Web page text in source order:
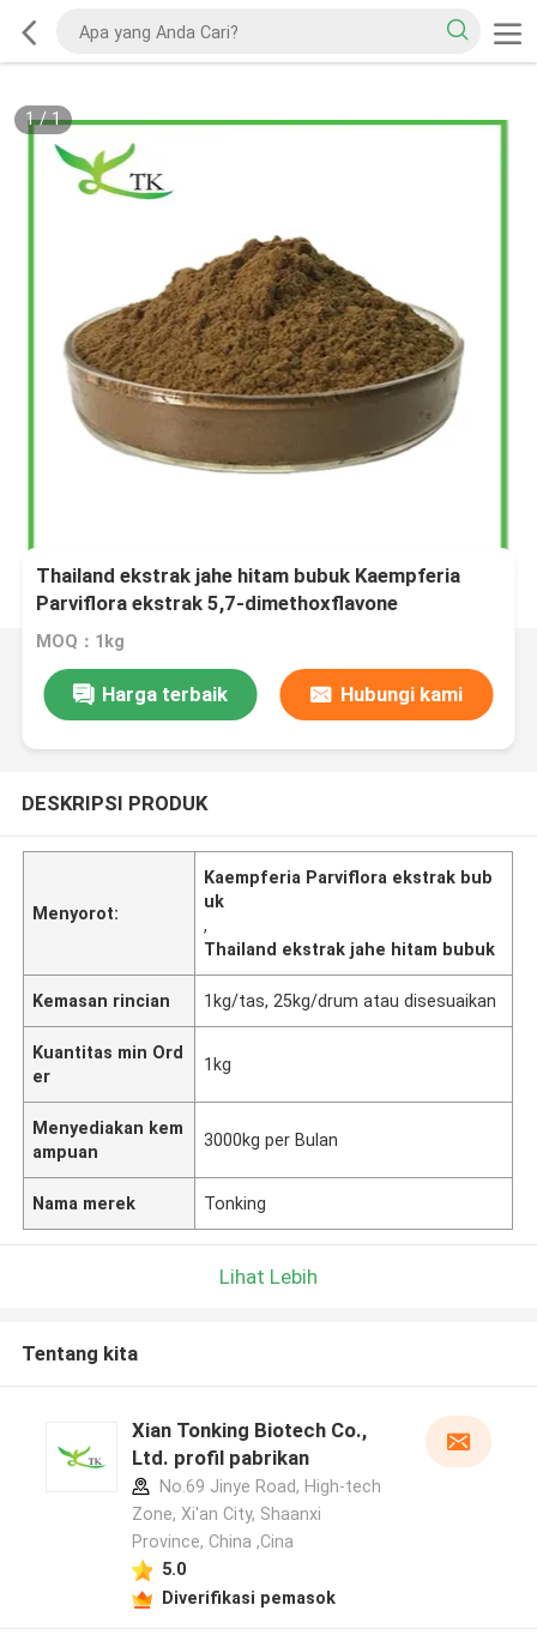
1/1
Thailand ekstrak jahe hitam bubuk Kaempferia
Parviflora ekstrak 5,7-dimethoxflavone
MOQ：1kg
Harga terbaik Hubungi kami
DESKRIPSI PRODUK
Menyorot:
Kaempferia Parviflora ekstrak bub
uk
,
Thailand ekstrak jahe hitam bubuk
Kemasan rincian 1kg/tas, 25kg/drum atau disesuaikan
Kuantitas min Ord
er
1kg
Menyediakan kem
ampuan
3000kg per Bulan
Nama merek Tonking
Lihat Lebih
Tentang kita
Xian Tonking Biotech Co.,
Ltd. profil pabrikan
No.69 Jinye Road, High-tech
Zone, Xi'an City, Shaanxi
Province, China ,Cina
5.0
Diverifikasi pemasok